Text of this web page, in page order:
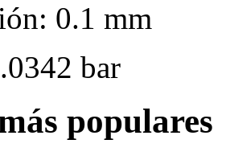
0.1 mm
bar
populares